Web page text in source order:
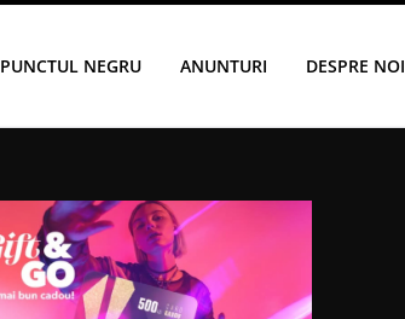
PUNCTUL NEGRU ANUNTURI DESPRE NOI